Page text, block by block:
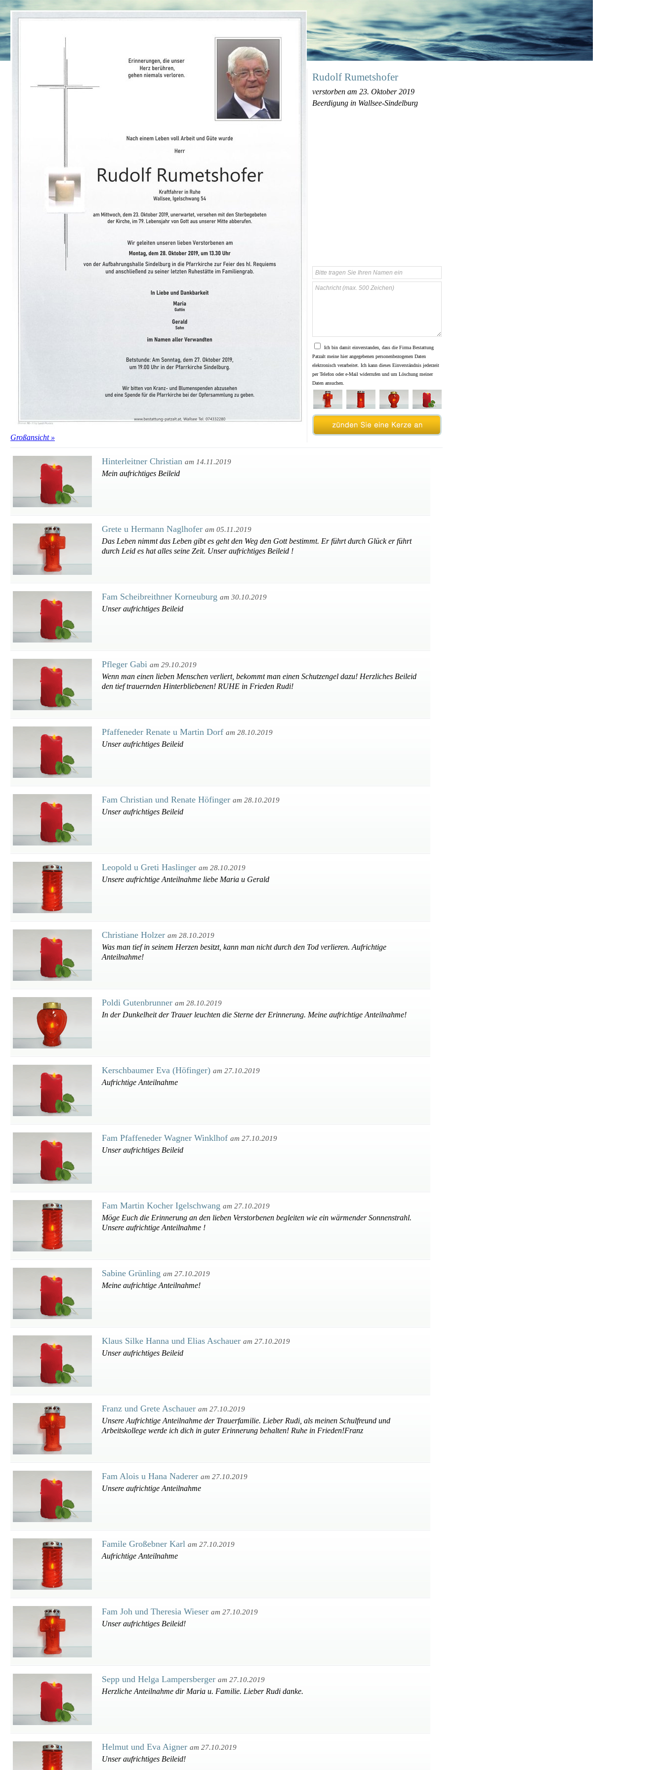
Großansicht »
Rudolf Rumetshofer
verstorben am 23. Oktober 2019
Beerdigung in Wallsee-Sindelburg
Ich bin damit einverstanden, dass die Firma Bestattung
Patzalt meine hier angegebenen personenbezogenen Daten
elektronisch verarbeitet. Ich kann dieses Einverständnis jederzeit
per Telefon oder e-Mail widerrufen und um Löschung meiner
Daten ansuchen.
Hinterleitner Christian am 14.11.2019
Mein aufrichtiges Beileid
Grete u Hermann Naglhofer am 05.11.2019
Das Leben nimmt das Leben gibt es geht den Weg den Gott bestimmt. Er führt durch Glück er führt
durch Leid es hat alles seine Zeit. Unser aufrichtiges Beileid !
Fam Scheibreithner Korneuburg am 30.10.2019
Unser aufrichtiges Beileid
Pfleger Gabi am 29.10.2019
Wenn man einen lieben Menschen verliert, bekommt man einen Schutzengel dazu! Herzliches Beileid
den tief trauernden Hinterbliebenen! RUHE in Frieden Rudi!
Pfaffeneder Renate u Martin Dorf am 28.10.2019
Unser aufrichtiges Beileid
Fam Christian und Renate Höfinger am 28.10.2019
Unser aufrichtiges Beileid
Leopold u Greti Haslinger am 28.10.2019
Unsere aufrichtige Anteilnahme liebe Maria u Gerald
Christiane Holzer am 28.10.2019
Was man tief in seinem Herzen besitzt, kann man nicht durch den Tod verlieren. Aufrichtige
Anteilnahme!
Poldi Gutenbrunner am 28.10.2019
In der Dunkelheit der Trauer leuchten die Sterne der Erinnerung. Meine aufrichtige Anteilnahme!
Kerschbaumer Eva (Höfinger) am 27.10.2019
Aufrichtige Anteilnahme
Fam Pfaffeneder Wagner Winklhof am 27.10.2019
Unser aufrichtiges Beileid
Fam Martin Kocher Igelschwang am 27.10.2019
Möge Euch die Erinnerung an den lieben Verstorbenen begleiten wie ein wärmender Sonnenstrahl.
Unsere aufrichtige Anteilnahme !
Sabine Grünling am 27.10.2019
Meine aufrichtige Anteilnahme!
Klaus Silke Hanna und Elias Aschauer am 27.10.2019
Unser aufrichtiges Beileid
Franz und Grete Aschauer am 27.10.2019
Unsere Aufrichtige Anteilnahme der Trauerfamilie. Lieber Rudi, als meinen Schulfreund und
Arbeitskollege werde ich dich in guter Erinnerung behalten! Ruhe in Frieden!Franz
Fam Alois u Hana Naderer am 27.10.2019
Unsere aufrichtige Anteilnahme
Famile Großebner Karl am 27.10.2019
Aufrichtige Anteilnahme
Fam Joh und Theresia Wieser am 27.10.2019
Unser aufrichtiges Beileid!
Sepp und Helga Lampersberger am 27.10.2019
Herzliche Anteilnahme dir Maria u. Familie. Lieber Rudi danke.
Helmut und Eva Aigner am 27.10.2019
Unser aufrichtiges Beileid!